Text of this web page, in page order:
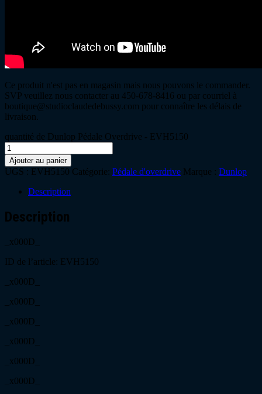
Ce produit n'est pas en magasin mais nous pouvons le commander.
SVP veuillez nous contacter au 450-678-8416 ou par courriel à
boutique@studioclaudedebussy.com pour connaître les délais de
livraison.
quantité de Dunlop Pédale Overdrive - EVH5150
Ajouter au panier
UGS : EVH5150 Catégorie: Pédale d'overdrive Marque : Dunlop
Description
Description
_x000D_
ID de l’article: EVH5150
_x000D_
_x000D_
_x000D_
_x000D_
_x000D_
_x000D_